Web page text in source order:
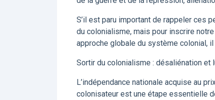
S’il est paru important de rappeler ces
du colonialisme, mais pour inscrire
approche globale du système colonial,
Sortir du colonialisme : désaliénation et
L’indépendance nationale acquise au
colonisateur est une étape essentielle